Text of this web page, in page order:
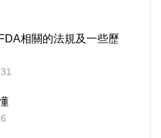
相關的法規及一些歷